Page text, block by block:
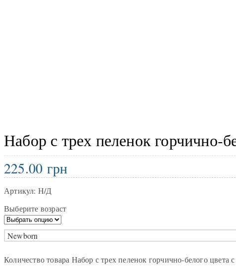
Набор с трех пеленок горчично-
225.00грн
Артикул: Н/Д
Выберите возраст
Newborn
Количество товара Набор с трех пеленок горчично-белого цвета